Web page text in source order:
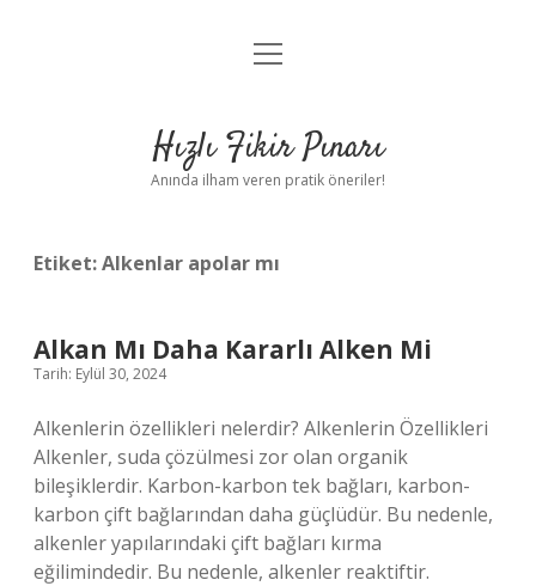
Anasayfa
Yasal Uyarı
menüyü
Hızlı Fikir Pınarı
Anında ilham veren pratik öneriler!
Etiket:Alkenlar apolar mı
Alkan Mı Daha Kararlı Alken Mi
Tarih: Eylül 30, 2024
Alkenlerin özellikleri nelerdir? Alkenlerin Özellikleri
Alkenler, suda çözülmesi zor olan organik
bileşiklerdir. Karbon-karbon tek bağları, karbon-
karbon çift bağlarından daha güçlüdür. Bu nedenle,
alkenler yapılarındaki çift bağları kırma
eğilimindedir. Bu nedenle, alkenler reaktiftir.